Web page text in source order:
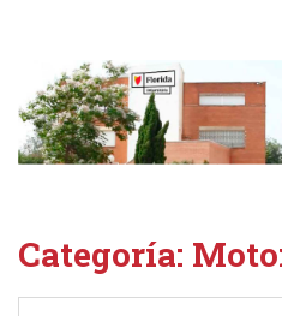
Categoría: